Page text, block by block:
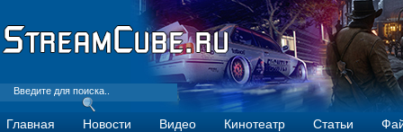
Главная Новости Видео Кинотеатр Статьи